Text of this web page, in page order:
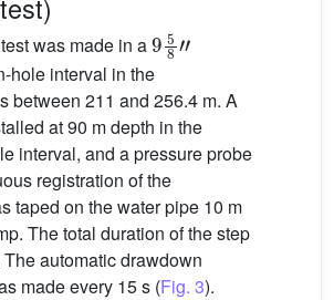
was made in a
5
hole interval in the
between 211 and 256.4 m. A
at 90 m depth in the
interval, and a pressure probe
registration of the
taped on the water pipe 10 m
The total duration of the step
automatic drawdown
made every 15 s (Fig. 3).